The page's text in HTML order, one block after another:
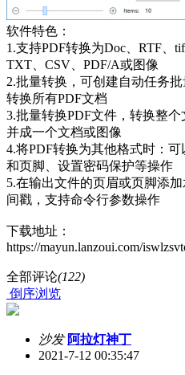
软件特色：
1.支持PDF转换为Doc、RTF、
TXT、CSV、PDF/A或图像
2.批量转换，可创建自动任务
转换所有PDF文档
3.批量转换PDF文件，转换整
并成一个文档或图像
4.将PDF转换为其他格式时：
和页脚、设置密码保护等操作
5.在输出文件的页眉或页脚添
间戳，支持命令行参数操作
下载地址：
https://mayun.lanzoui.com/
全部评论(122)
倒序浏览
沙发 阿拉灯神丁
2021-7-12 00:35:47